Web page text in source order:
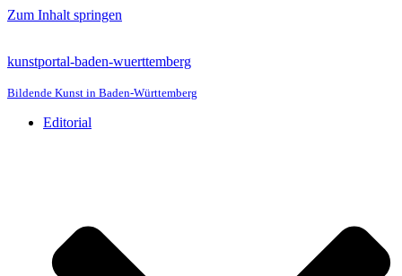
Zum Inhalt springen
kunstportal-baden-wuerttemberg
Bildende Kunst in Baden-Württemberg
Editorial